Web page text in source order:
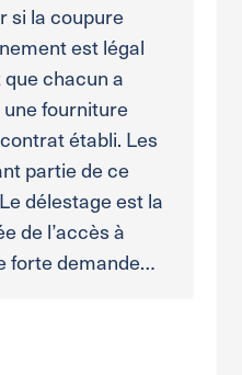
si la coupure
est légal
chacun a
fourniture
établi. Les
partie de ce
délestage est la
de l’accès à
forte demande…